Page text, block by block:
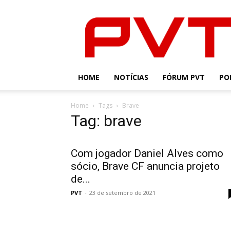
HOME NOTÍCIAS FÓRUM PVT
Home Tags Brave
Tag: brave
Com jogador Daniel Alves como
sócio, Brave CF anuncia projeto
de...
PVT - 23 de setembro de 2021